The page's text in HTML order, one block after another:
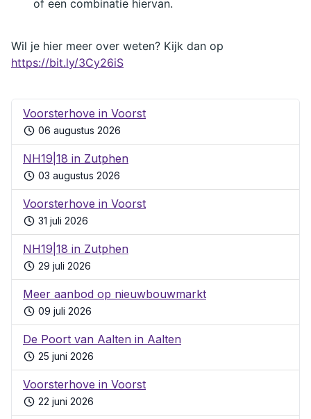
of een combinatie hiervan.
https://bit.ly/3Cy26iS
Voorsterhove in Voorst
06 augustus 2026
NH19|18 in Zutphen
03 augustus 2026
Voorsterhove in Voorst
31 juli 2026
NH19|18 in Zutphen
29 juli 2026
Meer aanbod op nieuwbouwmarkt
09 juli 2026
De Poort van Aalten in Aalten
25 juni 2026
Voorsterhove in Voorst
22 juni 2026